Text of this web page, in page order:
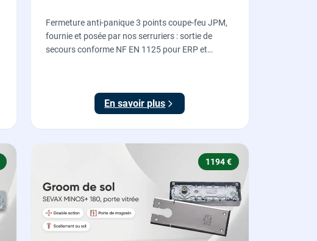
Fermeture anti-panique 3 points coupe-feu JPM,
fournie et posée par nos serruriers : sortie de
secours conforme NF EN 1125 pour ERP et
En savoir plus
1194 €